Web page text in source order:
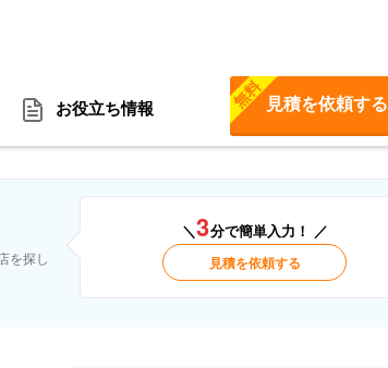
お役立ち情報 見積を依頼する
無料
を探し
＼3分で簡単入力！ ／
見積を依頼する